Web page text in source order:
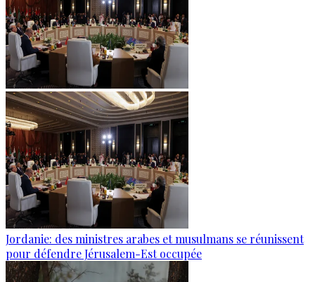
Jordanie: des ministres arabes et musulmans se réunissent
pour défendre Jérusalem-Est occupée